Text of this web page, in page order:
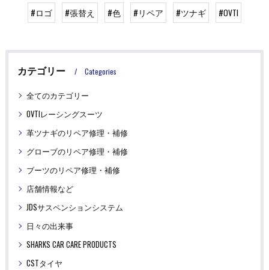
#ロゴ #張替え #色 #リペア #ツナギ #OVTI
カテゴリー Categories
全てのカテゴリー
OVTIレーシングスーツ
革ツナギのリペア修理・補修
グローブのリペア修理・補修
ブーツのリペア修理・補修
店舗情報など
JDSサスペンションシステム
日々の出来事
SHARKS CAR CARE PRODUCTS
CSTタイヤ